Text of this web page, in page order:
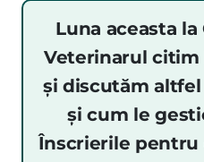
Luna aceasta
Veterinarul citim
și discutăm
și cum le
Înscrierile pentru